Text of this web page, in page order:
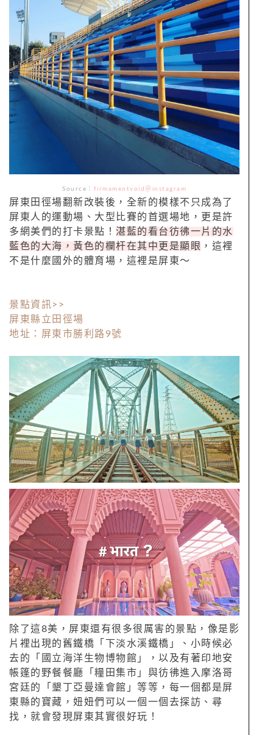
Source： firmamentvoid＠instagram
屏東田徑場翻新改裝後，全新的模樣不只成為了
屏東人的運動場、大型比賽的首選場地，更是許
多網美們的打卡景點！ 湛藍的看台彷彿一片的水
藍色的大海，黃色的欄杆在其中更是顯眼 ，這裡
不是什麼國外的體育場，這裡是屏東～
景點資訊>>
屏東縣立田徑場
地址：屏東市勝利路9號
除了這8美，屏東還有很多很厲害的景點，像是影
片裡出現的舊鐵橋「下淡水溪鐵橋」、小時候必
去的「國立海洋生物博物館」，以及有著印地安
帳篷的野餐餐廳「糧田集市」與彷彿進入摩洛哥
宮廷的「墾丁亞曼達會館」等等，每一個都是屏
東縣的寶藏，妞妞們可以一個一個去探訪、尋
找，就會發現屏東其實很好玩！